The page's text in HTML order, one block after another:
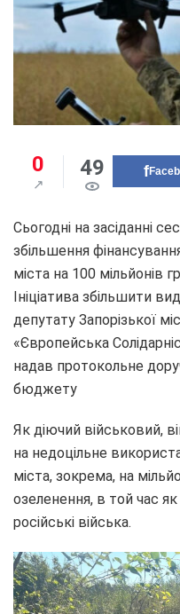
0 49
Сьогодні на засіданні
збільшення
міста на 100 мільйонів
Ініціатива збільшити
депутату Запорізької
«Європейська
надав протокольне
бюджету
Як діючий військовий,
на недоцільне
міста, зокрема, на
озеленення, в той час
російські війська.